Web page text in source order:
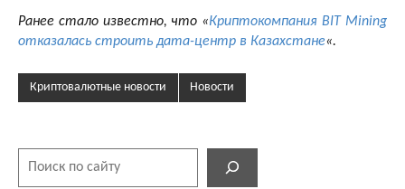
Ранее стало известно, что «Криптокомпания BIT Mining
отказалась строить дата-центр в Казахстане«.
Криптовалютные новости Новости